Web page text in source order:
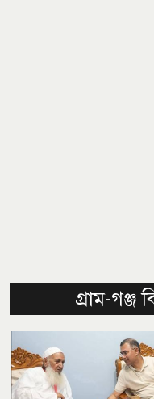
গ্রাম-গঞ্জ